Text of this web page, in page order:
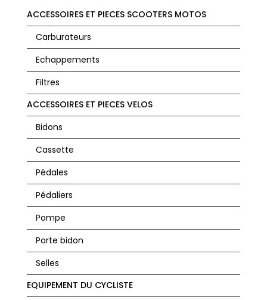
ACCESSOIRES ET PIECES SCOOTERS MOTOS
Carburateurs
Echappements
Filtres
ACCESSOIRES ET PIECES VELOS
Bidons
Cassette
Pédales
Pédaliers
Pompe
Porte bidon
Selles
EQUIPEMENT DU CYCLISTE